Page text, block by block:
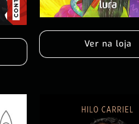
Ver na loja